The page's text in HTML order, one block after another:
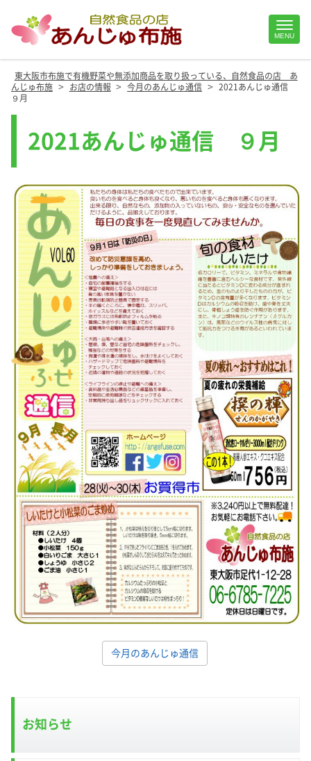
MENU
東大阪市布施で有機野菜や無添加商品を取り扱っている、自然食品の店 あ
んじゅ布施
> お店の情報 > 今月のあんじゅ通信 >
2021あんじゅ通信
９月
2021あんじゅ通信 ９月
今月のあんじゅ通信
お知らせ
Site
Footer